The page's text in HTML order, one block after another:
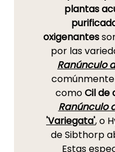
plantas
oxigenantes
por las
Ranúnculo
comoCil de
Ranúnculo
'Variegata', o
de Sibthorp
Estas